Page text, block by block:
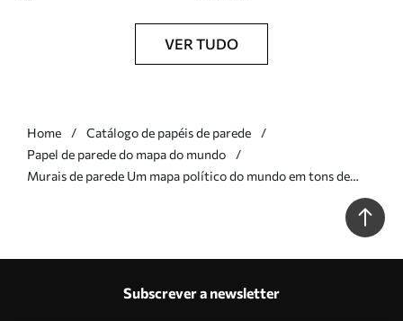
VER TUDO
Home
Catálogo de papéis de parede
Papel de parede do mapa do mundo
Murais de parede Um mapa político do mundo em tons de
Subscrever a newsletter